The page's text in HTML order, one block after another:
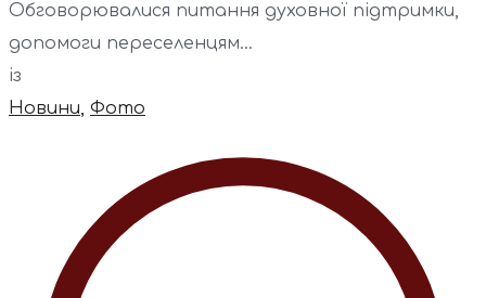
Обговорювалися питання духовної підтримки,
допомоги переселенцям...
із
Новини, Фото